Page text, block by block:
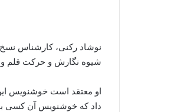
نوشاد رکنی، کارشناس
شیوه نگارش و حرکت قلم
او معتقد است خوشنویس
داد که خوشنویس آن کسی